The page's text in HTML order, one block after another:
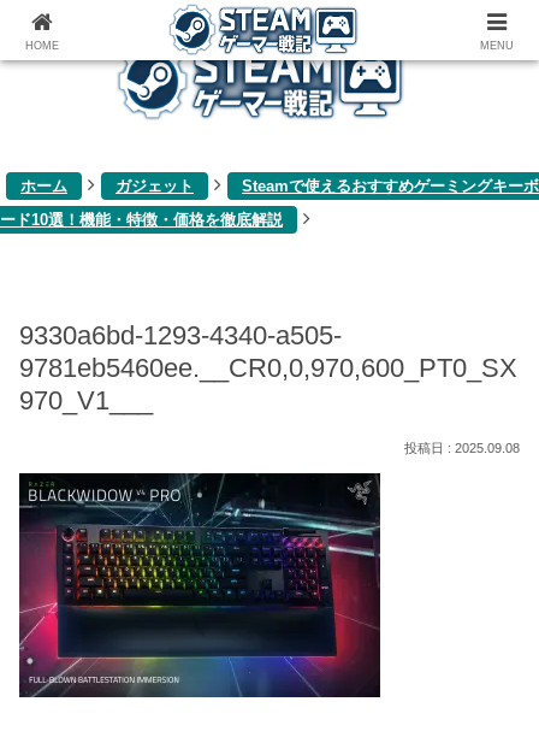
ゲーム関連雑記ブログ
ホーム ガジェット
Steamで使えるおすすめゲーミングキーボ
ード10選！機能・特徴・価格を徹底解説
9330a6bd-1293-4340-a505-
9781eb5460ee.__CR0,0,970,600_PT0_SX
970_V1___
2025.09.08
HOME MENU